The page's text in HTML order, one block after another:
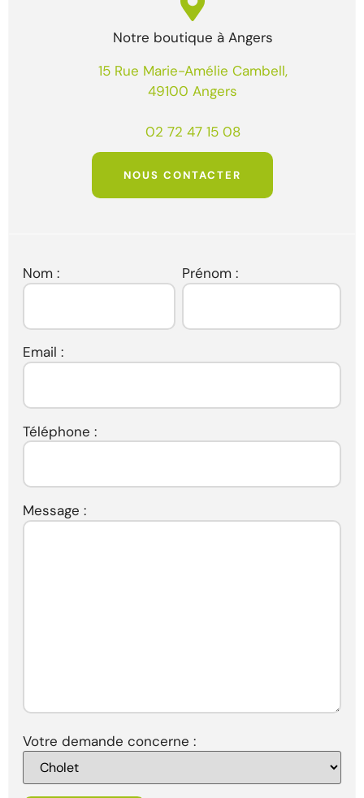
Notre boutique à Angers
15 Rue Marie-Amélie Cambell,
49100 Angers
02 72 47 15 08
NOUS CONTACTER
Nom : Prénom :
Email :
Téléphone :
Message :
Votre demande concerne :